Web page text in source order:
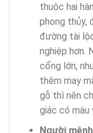
thuộc hai
phong thủy,
đường tài
nghiệp hơn.
cổng lớn,
thêm may
gỗ thì nên
giác có màu
Người